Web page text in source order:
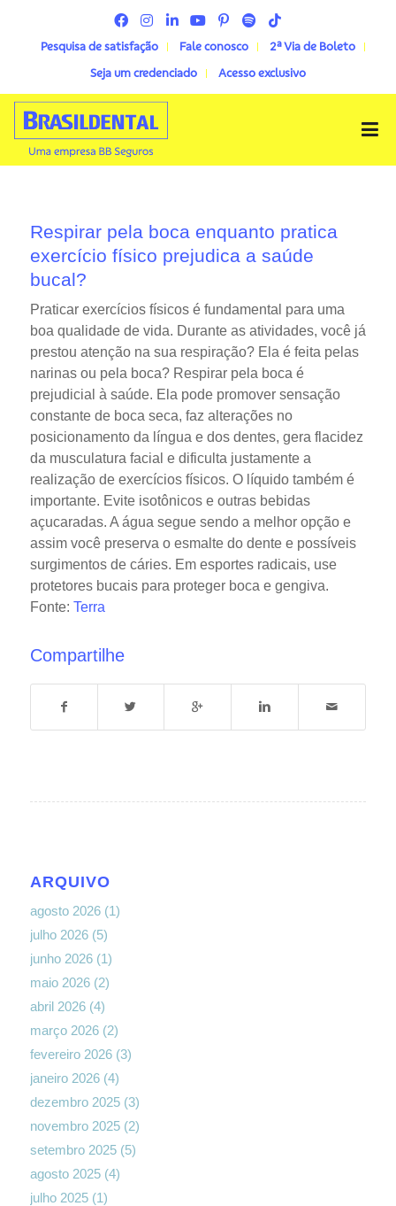
Pesquisa de satisfação Fale conosco
2ª Via de Boleto
Seja um credenciado
Acesso exclusivo
Menu
Respirar pela boca enquanto pratica
exercício físico prejudica a saúde
bucal?
Praticar exercícios físicos é fundamental para uma
boa qualidade de vida. Durante as atividades, você já
prestou atenção na sua respiração? Ela é feita pelas
narinas ou pela boca? Respirar pela boca é
prejudicial à saúde. Ela pode promover sensação
constante de boca seca, faz alterações no
posicionamento da língua e dos dentes, gera flacidez
da musculatura facial e dificulta justamente a
realização de exercícios físicos. O líquido também é
importante. Evite isotônicos e outras bebidas
açucaradas. A água segue sendo a melhor opção e
assim você preserva o esmalte do dente e possíveis
surgimentos de cáries. Em esportes radicais, use
protetores bucais para proteger boca e gengiva.
Fonte: Terra
Compartilhe
ARQUIVO
agosto 2026(1)
julho 2026(5)
junho 2026(1)
maio 2026(2)
abril 2026(4)
março 2026(2)
fevereiro 2026(3)
janeiro 2026(4)
dezembro 2025(3)
novembro 2025(2)
setembro 2025(5)
agosto 2025(4)
julho 2025(1)